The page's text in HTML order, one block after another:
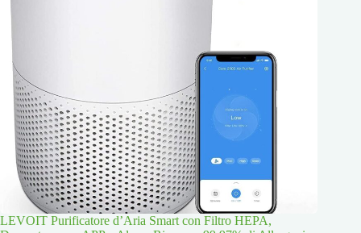
LEVOIT Purificatore d’Aria Smart con Filtro HEPA,